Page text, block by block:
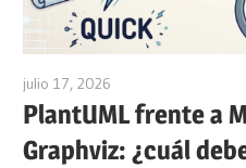
julio 17, 2026
PlantUML frente a
Graphviz: ¿cuál